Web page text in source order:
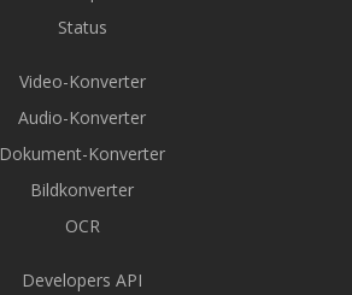
Status
Video-Konverter
Audio-Konverter
Dokument-Konverter
Bildkonverter
OCR
Developers API